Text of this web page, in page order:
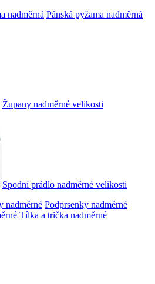
nadměrná Pánská pyžama nadměrná
Župany nadměrné velikosti
Spodní prádlo nadměrné velikosti
nadměrné Podprsenky nadměrné
Tílka a trička nadměrné